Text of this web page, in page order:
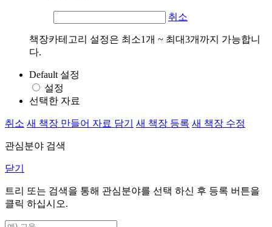
취소
책장카테고리 설정은 최소1개 ~ 최대3개까지 가능합니
다.
Default 설정
설정
선택한 자료
취소 새 책장 만들어 자료 담기 새 책장 등록 새 책장 수정
관심분야 검색
닫기
트리 또는 검색을 통해 관심분야를 선택 하신 후 등록 버튼을
클릭 하십시오.